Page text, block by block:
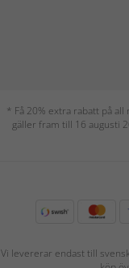
* Få 20% extra rabatt på all
gäller fram till 16 augusti
Vi levererar endast till